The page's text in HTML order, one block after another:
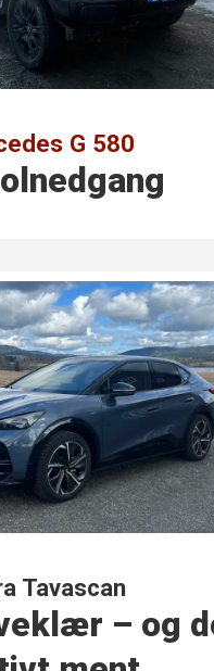
G 580
Tavascan
– og